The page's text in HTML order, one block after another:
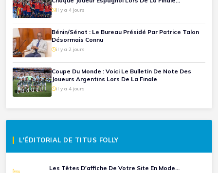
Espagne-Argentine
il y a 4 jours
Bénin/Sénat : Le Bureau Présidé Par Patrice Talon
Désormais Connu
il y a 2 jours
Coupe Du Monde : Voici Le Bulletin De Note Des
Joueurs Argentins Lors De La Finale
il y a 4 jours
L'ÉDITORIAL DE TITUS FOLLY
Les Têtes D'affiche De Votre Site En Mode...